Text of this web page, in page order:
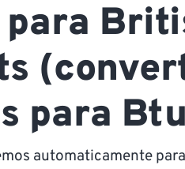
para
para
automaticamente